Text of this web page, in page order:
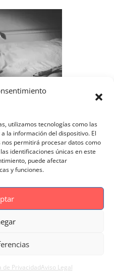
utilizamos tecnologías como las
la información del dispositivo. El
permitirá procesar datos como
identificaciones únicas en este
puede afectar
y funciones.
de PrivacidadAviso Legal
Reportaje Magnific